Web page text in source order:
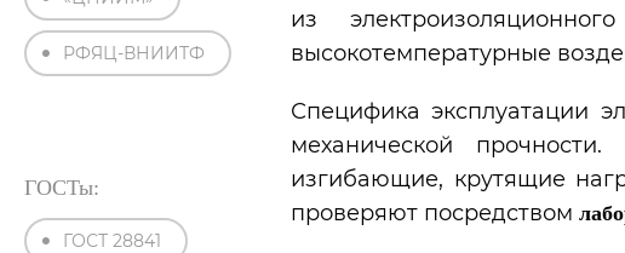
РФЯЦ-ВНИИТФ
ГОСТы:
ГОСТ 28841
из
высокотемпературные
Специфика эксплуатации
механической
изгибающие, крутящие
проверяют посредством